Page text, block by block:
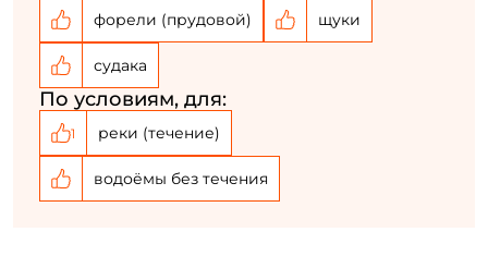
форели (прудовой) щуки
судака
По условиям, для:
1 реки (течение)
водоёмы без течения